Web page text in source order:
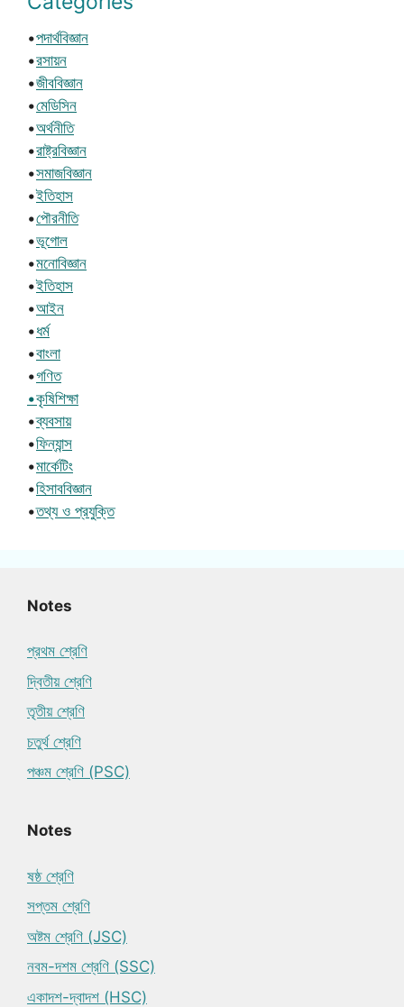
•পদার্থবিজ্ঞান
•রসায়ন
•জীববিজ্ঞান
•মেডিসিন
•অর্থনীতি
•রাষ্ট্রবিজ্ঞান
•সমাজবিজ্ঞান
•ইতিহাস
•পৌরনীতি
•ভূগোল
•মনোবিজ্ঞান
•ইতিহাস
•আইন
•ধর্ম
•বাংলা
•গণিত
•কৃষিশিক্ষা
•ব্যবসায়
•ফিন্যান্স
•মার্কেটিং
•হিসাববিজ্ঞান
•তথ্য ও প্রযুক্তি
Notes
প্রথম শ্রেণি
দ্বিতীয় শ্রেণি
তৃতীয় শ্রেণি
চতুর্থ শ্রেণি
পঞ্চম শ্রেণি (PSC)
Notes
ষষ্ঠ শ্রেণি
সপ্তম শ্রেণি
অষ্টম শ্রেণি (JSC)
নবম-দশম শ্রেণি (SSC)
একাদশ-দ্বাদশ (HSC)